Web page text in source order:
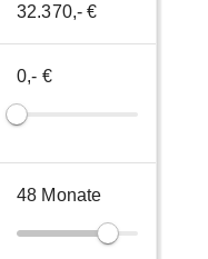
32.370,- €
0,- €
48 Monate